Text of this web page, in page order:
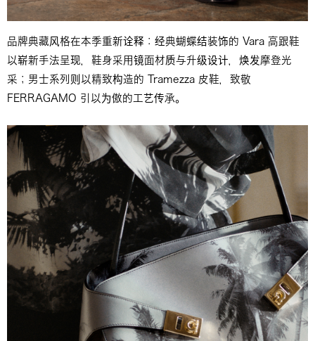
品牌典藏风格在本季重新诠释：经典蝴蝶结装饰的 Vara 高跟鞋
以崭新手法呈现，鞋身采用镜面材质与升级设计，焕发摩登光
采；男士系列则以精致构造的 Tramezza 皮鞋，致敬
FERRAGAMO 引以为傲的工艺传承。